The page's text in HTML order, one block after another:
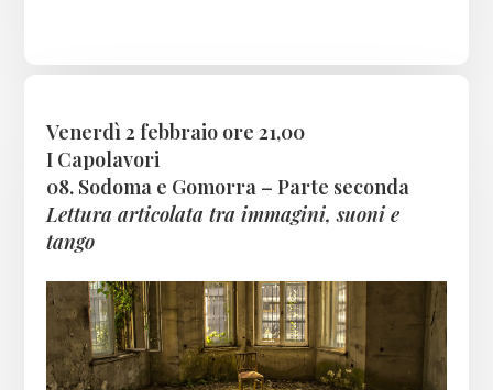
Venerdì 2 febbraio ore 21,00
I Capolavori
08. Sodoma e Gomorra – Parte seconda
Lettura articolata tra immagini, suoni e
tango